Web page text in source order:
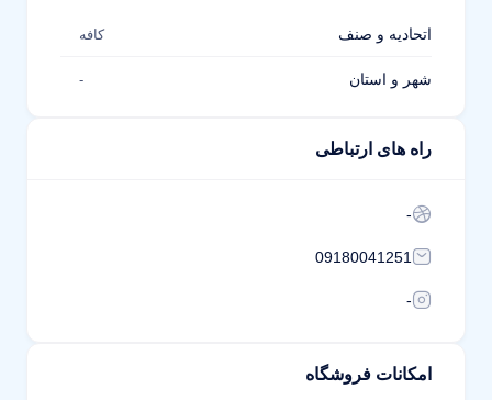
اتحادیه و صنف کافه
شهر و استان -
راه های ارتباطی
-
09180041251
-
امکانات فروشگاه